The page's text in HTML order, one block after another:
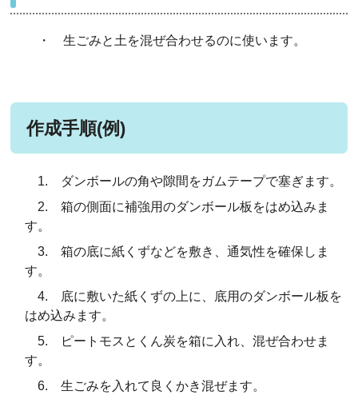
・ 生ごみと土を混ぜ合わせるのに使います。
作成手順(例)
1. ダンボールの角や隙間をガムテープで塞ぎます。
2. 箱の側面に補強用のダンボール板をはめ込みま
す。
3. 箱の底に紙くずなどを敷き、通気性を確保しま
す。
4. 底に敷いた紙くずの上に、底用のダンボール板を
はめ込みます。
5. ピートモスとくん炭を箱に入れ、混ぜ合わせま
す。
6. 生ごみを入れて良くかき混ぜます。